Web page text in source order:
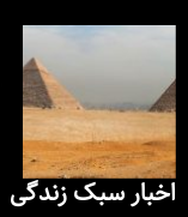
اخبار سبک زندگی